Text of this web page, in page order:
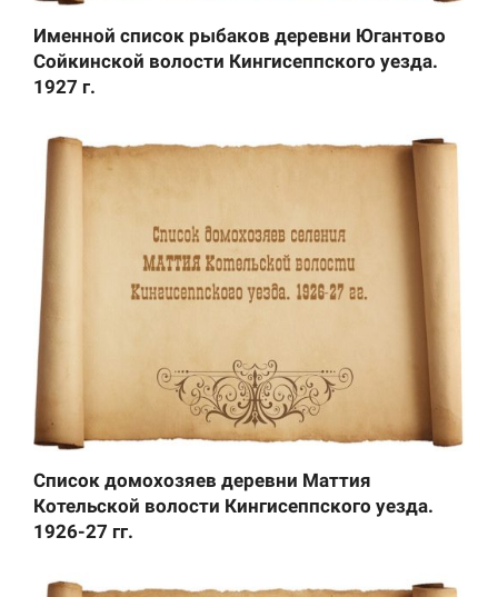
Именной список рыбаков деревни Югантово
Сойкинской волости Кингисеппского уезда.
1927 г.
Список домохозяев деревни Маттия
Котельской волости Кингисеппского уезда.
1926-27 гг.